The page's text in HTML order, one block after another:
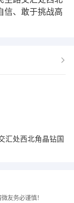
信、敢于挑战高
汇处西北角晶钻国
友务必谨慎！